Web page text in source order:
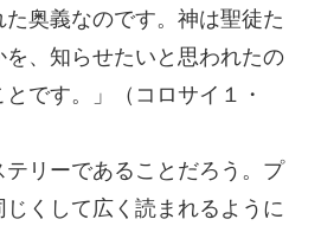
奥義なのです。神は聖徒た
、知らせたいと思われたの
です。」（コロサイ１・
リーであることだろう。プ
くして広く読まれるように